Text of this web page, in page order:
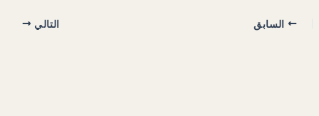
السابق التالي